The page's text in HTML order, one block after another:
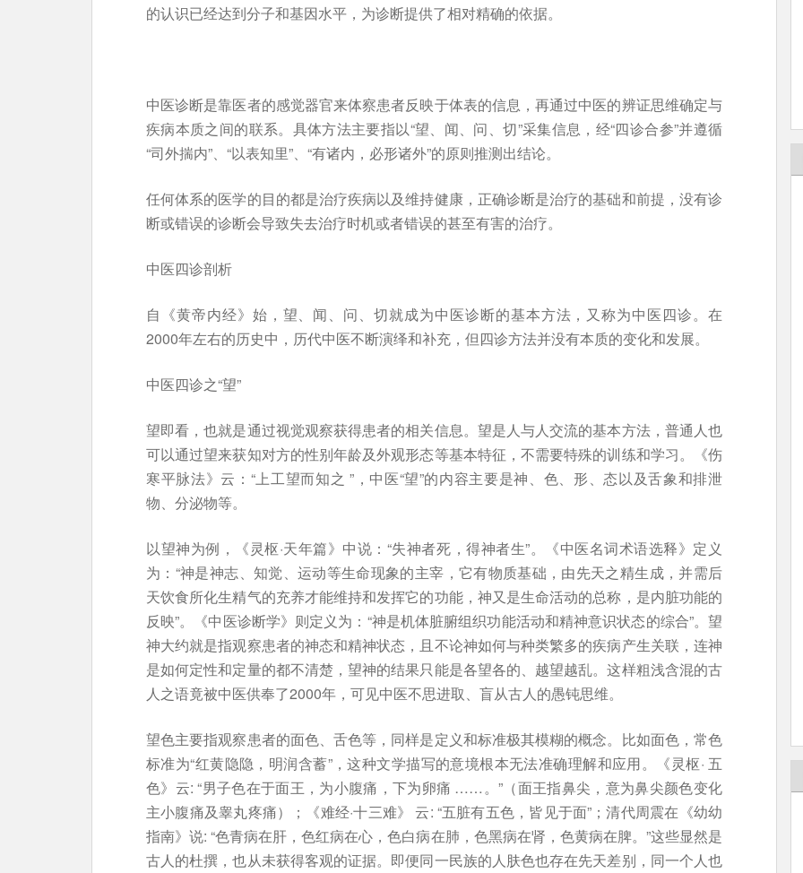
的认识已经达到分子和基因水平，为诊断提供了相对精确的依据。
中医诊断是靠医者的感觉器官来体察患者反映于体表的信息，再通过中医的辨证思维确定与
疾病本质之间的联系。具体方法主要指以“望、闻、问、切”采集信息，经“四诊合参”并遵循
“司外揣内”、“以表知里”、“有诸内，必形诸外”的原则推测出结论。
任何体系的医学的目的都是治疗疾病以及维持健康，正确诊断是治疗的基础和前提，没有诊
断或错误的诊断会导致失去治疗时机或者错误的甚至有害的治疗。
中医四诊剖析
自《黄帝内经》始，望、闻、问、切就成为中医诊断的基本方法，又称为中医四诊。在
2000年左右的历史中，历代中医不断演绎和补充，但四诊方法并没有本质的变化和发展。
中医四诊之“望”
望即看，也就是通过视觉观察获得患者的相关信息。望是人与人交流的基本方法，普通人也
可以通过望来获知对方的性别年龄及外观形态等基本特征，不需要特殊的训练和学习。《伤
寒平脉法》云：“上工望而知之 ”，中医“望”的内容主要是神、色、形、态以及舌象和排泄
物、分泌物等。
以望神为例，《灵枢·天年篇》中说：“失神者死，得神者生”。《中医名词术语选释》定义
为：“神是神志、知觉、运动等生命现象的主宰，它有物质基础，由先天之精生成，并需后
天饮食所化生精气的充养才能维持和发挥它的功能，神又是生命活动的总称，是内脏功能的
反映”。《中医诊断学》则定义为：“神是机体脏腑组织功能活动和精神意识状态的综合”。望
神大约就是指观察患者的神态和精神状态，且不论神如何与种类繁多的疾病产生关联，连神
是如何定性和定量的都不清楚，望神的结果只能是各望各的、越望越乱。这样粗浅含混的古
人之语竟被中医供奉了2000年，可见中医不思进取、盲从古人的愚钝思维。
望色主要指观察患者的面色、舌色等，同样是定义和标准极其模糊的概念。比如面色，常色
标准为“红黄隐隐，明润含蓄”，这种文学描写的意境根本无法准确理解和应用。《灵枢· 五
色》云: “男子色在于面王，为小腹痛，下为卵痛 ……。”（面王指鼻尖，意为鼻尖颜色变化
主小腹痛及睾丸疼痛）；《难经·十三难》 云: “五脏有五色，皆见于面”；清代周震在《幼幼
指南》说: “色青病在肝，色红病在心，色白病在肺，色黑病在肾，色黄病在脾。”这些显然是
古人的杜撰，也从未获得客观的证据。即便同一民族的人肤色也存在先天差别，同一个人也